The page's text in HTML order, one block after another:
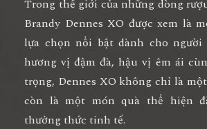
Trong thế giới của những dòng
Brandy Dennes XO được xem là
lựa chọn nổi bật dành cho người
hương vị đậm đà, hậu vị êm ái
trọng, Dennes XO không chỉ là
còn là một món quà thể hiện
thưởng thức tinh tế.